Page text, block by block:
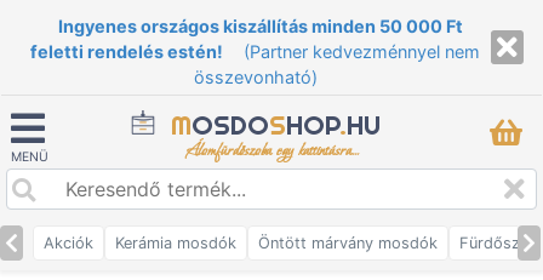
Ingyenes országos kiszállítás minden 50 000 Ft
feletti rendelés estén!
(Partner kedvezménnyel nem
összevonható)
MENÜ
MOSDOSHOP.HU
Álomfürdőszoba egy kattintásra...
Akciók Kerámia mosdók Öntött márvány mosdók